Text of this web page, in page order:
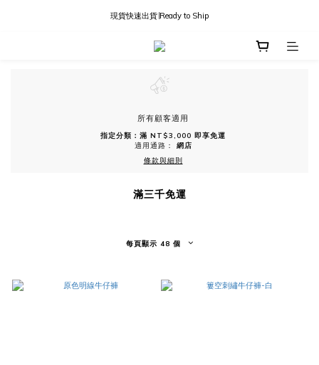
現貨快速出貨∣Ready to Ship
現貨快速出貨∣Ready to Ship
國內訂單滿三千免運
現貨快速出貨∣Ready to Ship
所有顧客適用
指定分類：滿 NT$3,000 即享免運
適用通路： 網店
條款與細則
滿三千免運
每頁顯示 48 個